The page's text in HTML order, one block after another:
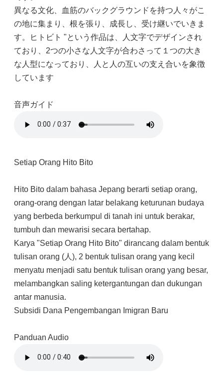
異なる文化、血筋のバックグラウンドを持つ人々がこ
の地に集まり、根を張り、成長し、受け継いでいきま
す。ヒトビト "という作品は、人文字でデザインされ
ており、2つの小さな人文字が合わさって１つの大き
な人型になっており、人と人の互いの支え合いを象徴
しています
音声ガイド
Setiap Orang Hito Bito
Hito Bito dalam bahasa Jepang berarti setiap orang,
orang-orang dengan latar belakang keturunan budaya
yang berbeda berkumpul di tanah ini untuk berakar,
tumbuh dan mewarisi secara bertahap.
Karya "Setiap Orang Hito Bito" dirancang dalam bentuk
tulisan orang (人), 2 bentuk tulisan orang yang kecil
menyatu menjadi satu bentuk tulisan orang yang besar,
melambangkan saling ketergantungan dan dukungan
antar manusia.
Subsidi Dana Pengembangan Imigran Baru
Panduan Audio